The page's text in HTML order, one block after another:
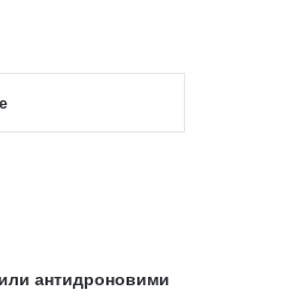
антидроновими